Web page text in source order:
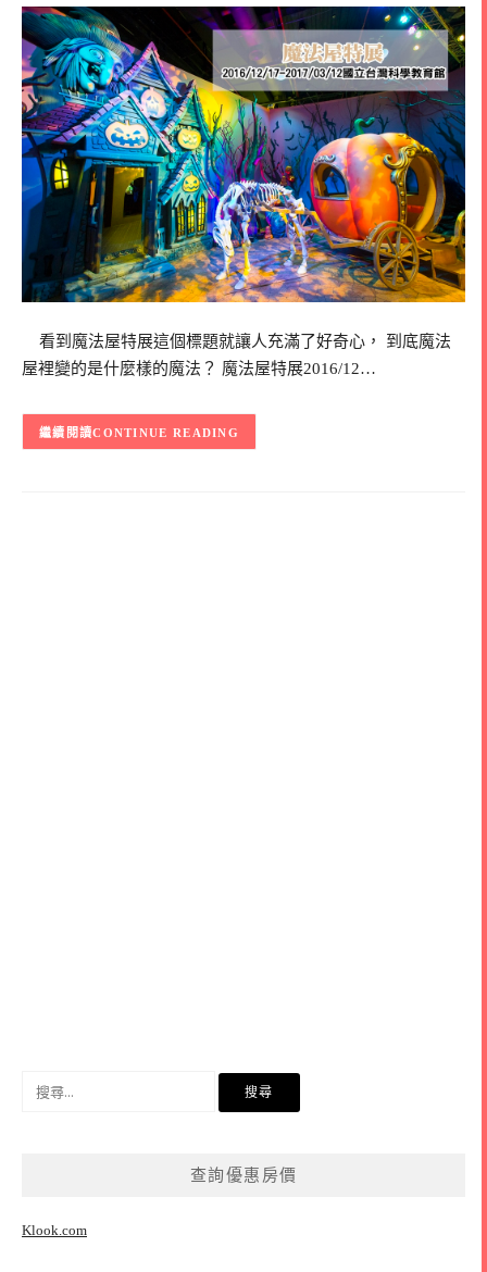
看到魔法屋特展這個標題就讓人充滿了好奇心， 到底魔法
屋裡變的是什麼樣的魔法？ 魔法屋特展2016/12…
CONTINUE READING
查詢優惠房價
Klook.com